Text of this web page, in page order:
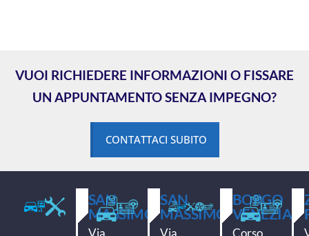
VUOI RICHIEDERE INFORMAZIONI O FISSARE
UN APPUNTAMENTO SENZA IMPEGNO?
CONTATTACI SUBITO
SAN
MASSIMO
Via
SAN
MASSIMO
Via
BORGO
VENEZIA
Corso